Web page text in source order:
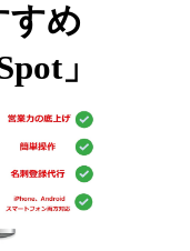
すめ
」